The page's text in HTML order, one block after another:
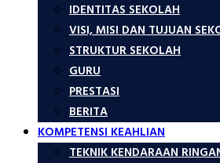
IDENTITAS SEKOLAH
VISI, MISI DAN TUJUAN
STRUKTUR SEKOLAH
GURU
PRESTASI
BERITA
KOMPETENSI KEAHLIAN
TEKNIK KENDARAAN